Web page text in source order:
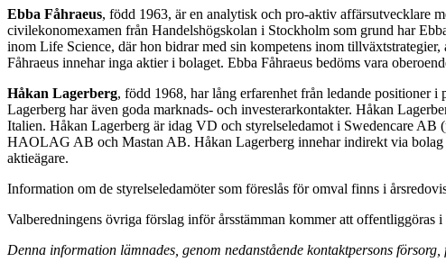
Ebba Fåhraeus, född 1963, är en analytisk och pro-aktiv affärsutvecklare
civilekonomexamen från Handelshögskolan i Stockholm som grund har
inom Life Science, där hon bidrar med sin kompetens inom
Fåhraeus innehar inga aktier i bolaget. Ebba Fåhraeus bedöms vara
Håkan Lagerberg, född 1968, har lång erfarenhet från ledande positioner
Lagerberg har även goda marknads- och investerarkontakter. Håkan
Italien. Håkan Lagerberg är idag VD och styrelseledamot i Swedencare
HAOLAG AB och Mastan AB. Håkan Lagerberg innehar indirekt via bolag
aktieägare.
Information om de styrelseledamöter som föreslås för omval finns i
Valberedningens övriga förslag inför årsstämman kommer att offentliggöras
Denna information lämnades, genom nedanstående kontaktpersons